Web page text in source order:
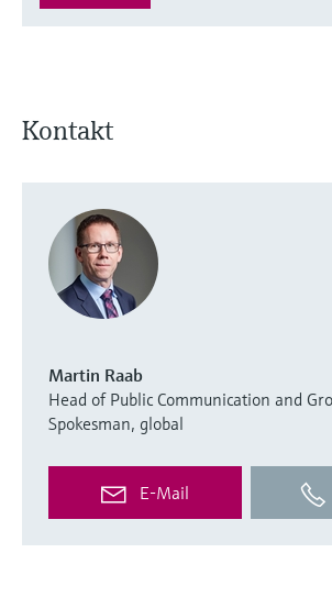
Kontakt
Martin Raab
Head of Public Communication and
Spokesman, global
E-Mail